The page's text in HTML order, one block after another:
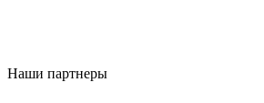
Наши партнеры